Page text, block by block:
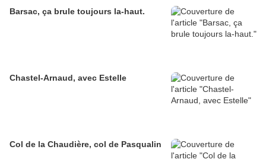
Barsac, ça brule toujours la-haut.
Chastel-Arnaud, avec Estelle
Col de la Chaudière, col de Pasqualin